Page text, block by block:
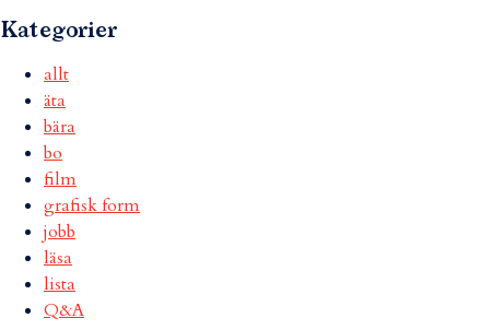
Kategorier
allt
äta
bära
bo
film
grafisk form
jobb
läsa
lista
Q&A